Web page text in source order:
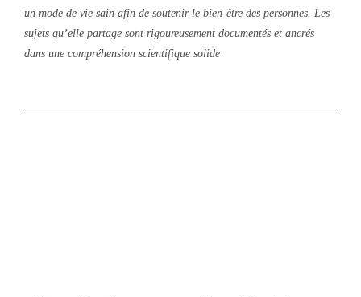
un mode de vie sain afin de soutenir le bien-être des personnes. Les
sujets qu’elle partage sont rigoureusement documentés et ancrés
dans une compréhension scientifique solide